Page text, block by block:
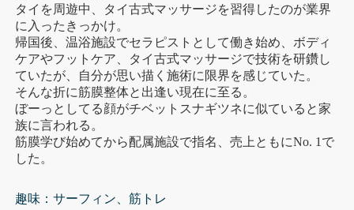
タイを周遊中、タイ古式マッサージを習得したのが業界
に入ったきっかけ。
帰国後、温浴施設でセラピストとして働き始め、ボディ
ケアやフットケア、タイ古式マッサージで技術を研鑽し
ていたが、自分が思い描く施術に限界を感じていた。
そんな折に筋膜整体と出逢い現在に至る。
ぼーっとしてる顔がチベットスナギツネに似ていると家
族に言われる。
筋膜学び始めてから配属施設で指名、売上ともにNo. 1で
した。
趣味：サーフィン、筋トレ